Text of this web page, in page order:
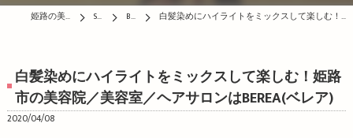
姫路の美容院はBEREA STAFF BLOG 白髪染めにハイライトをミックスして楽しむ！姫路市の美容院／美容室／ヘアサロンはBEREA(ベレア)
白髪染めにハイライトをミックスして楽しむ！姫路
市の美容院／美容室／ヘアサロンはBEREA(ベレア)
2020/04/08